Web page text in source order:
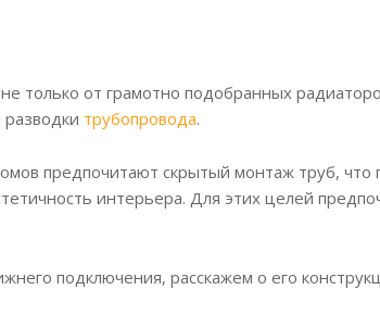
только от грамотно подобранных
трубопровода.
предпочитают скрытый монтаж труб, что
интерьера. Для этих целей
подключения, расскажем о его